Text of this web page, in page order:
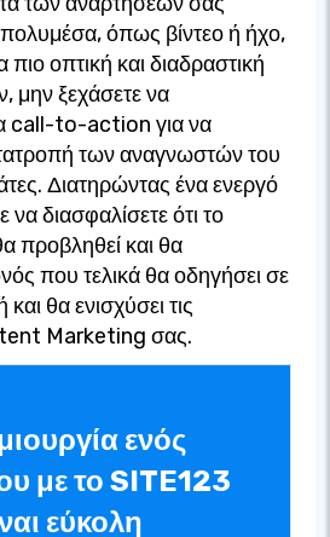
όπως βίντεο ή ήχο,
πιο οπτική και διαδραστική
μην ξεχάσετε να
call-to-action για να
των αναγνωστών του
Διατηρώντας ένα ενεργό
να διασφαλίσετε ότι το
προβληθεί και θα
που τελικά θα οδηγήσει σε
θα ενισχύσει τις
Marketing σας.
ενός
με το SITE123
εύκολη